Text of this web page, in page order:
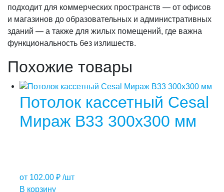
подходит для коммерческих пространств — от офисов
и магазинов до образовательных и административных
зданий — а также для жилых помещений, где важна
функциональность без излишеств.
Похожие товары
Потолок кассетный Cesal
Мираж B33 300х300 мм
от 102.00 ₽ /шт
В корзину